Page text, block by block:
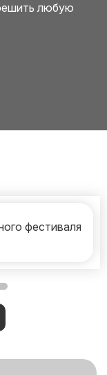
любую
фестиваля